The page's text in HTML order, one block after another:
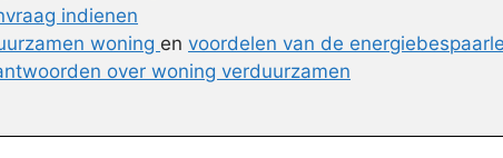
indienen
woning en voordelen van de
over woning verduurzamen